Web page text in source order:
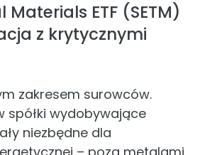
ETF (SETM)
z krytycznymi
zakresem surowców.
spółki wydobywające
niezbędne dla